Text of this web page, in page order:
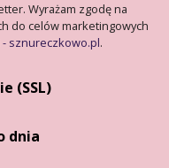
Wyrażam zgodę na
do celów marketingowych
sznureczkowo.pl.
(SSL)
dnia